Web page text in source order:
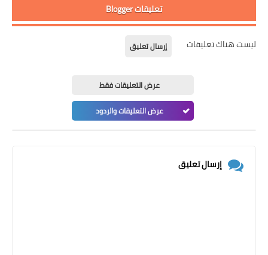
تعليقات Blogger
ليست هناك تعليقات إرسال تعليق
عرض التعليقات فقط
عرض التعليقات والردود
إرسال تعليق